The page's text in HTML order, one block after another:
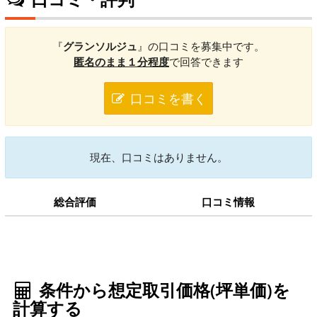
『グランソルジュ』の口コミを募集中です。
匿名のまま１分程度で回答できます
口コミを書く
現在、口コミはありません。
総合評価 口コミ情報
条件から想定取引価格(坪単価)を
計算する